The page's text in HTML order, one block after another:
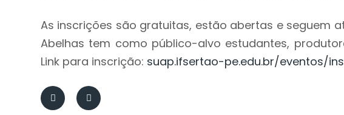
As inscrições são gratuitas, estão abertas e seguem
Abelhas tem como público-alvo estudantes,
Link para inscrição: suap.ifsertao-pe.edu.br/eventos/